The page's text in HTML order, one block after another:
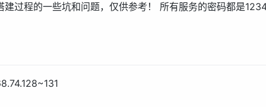
建过程的一些坑和问题，仅供参考！ 所有服务的密码都是